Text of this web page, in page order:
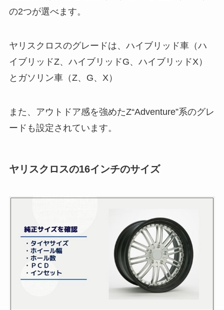
の2つが選べます。
ヤリスクロスのグレードは、ハイブリッド車（ハ
イブリッドZ、ハイブリッドG、ハイブリッドX）
とガソリン車（Z、G、X）
また、アウトドア感を強めたZ“Adventure”系のグレ
ードも設定されています。
ヤリスクロスの16インチのサイズ